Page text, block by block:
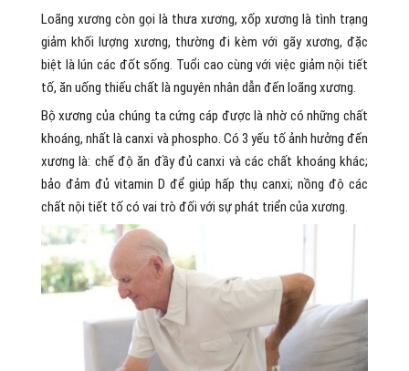
Loãng xương còn gọi là thưa xương, xốp xương là tình trạng
giảm khối lượng xương, thường đi kèm với gãy xương, đặc
biệt là lún các đốt sống. Tuổi cao cùng với việc giảm nội tiết
tố, ăn uống thiếu chất là nguyên nhân dẫn đến loãng xương.
Bộ xương của chúng ta cứng cáp được là nhờ có những chất
khoáng, nhất là canxi và phospho. Có 3 yếu tố ảnh hưởng đến
xương là: chế độ ăn đầy đủ canxi và các chất khoáng khác;
bảo đảm đủ vitamin D để giúp hấp thụ canxi; nồng độ các
chất nội tiết tố có vai trò đối với sự phát triển của xương.